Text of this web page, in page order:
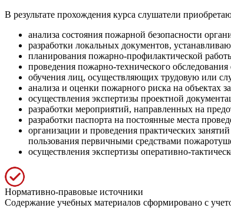
В результате прохождения курса слушатели
анализа состояния пожарной безопасности
разработки локальных документов,
планирования пожарно-профилактической
проведения пожарно-технического
обучения лиц, осуществляющих трудовую или
анализа и оценки пожарного риска на объектах
осуществления экспертизы проектной
разработки мероприятий, направленных на
разработки паспорта на постоянные места
организации и проведения практических
пользования первичными средствами
осуществления экспертизы оперативно-
Нормативно-правовые источники
Содержание учебных материалов сформировано с